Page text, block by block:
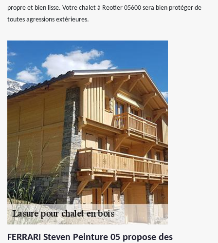
propre et bien lisse. Votre chalet à Reotier 05600 sera bien protéger de
toutes agressions extérieures.
FERRARI Steven Peinture 05 propose des